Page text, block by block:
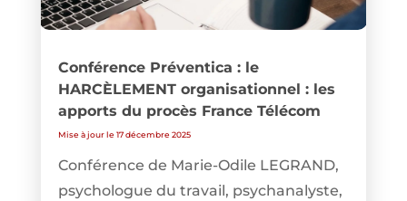
Conférence Préventica : le
HARCÈLEMENT organisationnel : les
apports du procès France Télécom
Mise à jour le 17 décembre 2025
Conférence de Marie-Odile LEGRAND,
psychologue du travail, psychanalyste,